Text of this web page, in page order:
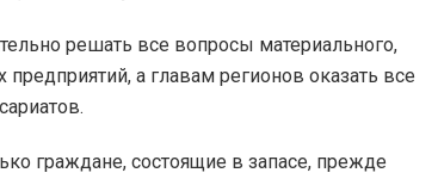
решать все вопросы материального,
а главам регионов оказать все
граждане, состоящие в запасе, прежде